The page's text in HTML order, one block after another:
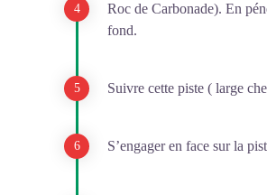
Roc de Carbonade). En
fond.
Suivre cette piste ( large
S’engager en face sur la